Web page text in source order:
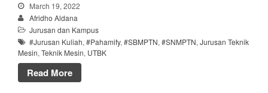
March 19, 2022
Afridho Aldana
Jurusan dan Kampus
#Jurusan Kuliah, #Pahamify, #SBMPTN, #SNMPTN, Jurusan Teknik
Mesin, Teknik Mesin, UTBK
Read More